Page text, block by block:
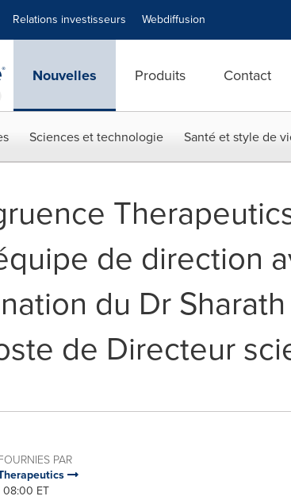
Relations investisseurs Webdiffusion
Nouvelles Produits Contact
Sciences et technologie Santé et style de
de direction
du Dr
de Directeur
PAR
ET